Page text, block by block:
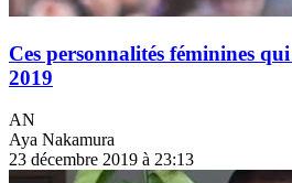
Ces personnalités féminines
2019
AN
Aya Nakamura
23 décembre 2019 à 23:13